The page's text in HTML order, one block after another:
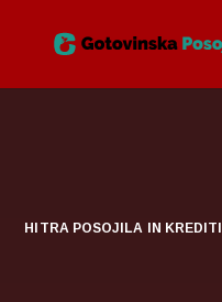
HITRA POSOJILA IN KREDITI